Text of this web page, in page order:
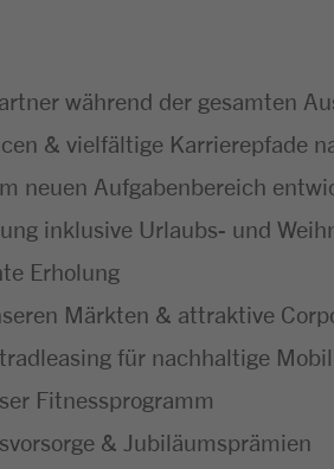
während der gesamten
& vielfältige Karrierepfade
neuen Aufgabenbereich
inklusive Urlaubs- und
Erholung
Märkten & attraktive
für nachhaltige
Fitnessprogramm
& Jubiläumsprämien